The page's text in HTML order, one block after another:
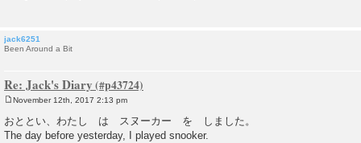
jack6251
Been Around a Bit
Re: Jack's Diary
o
s
t
November 12th, 2017 2:13 pm
おととい、わたし は スヌーカー を しました。
The day before yesterday, I played snooker.